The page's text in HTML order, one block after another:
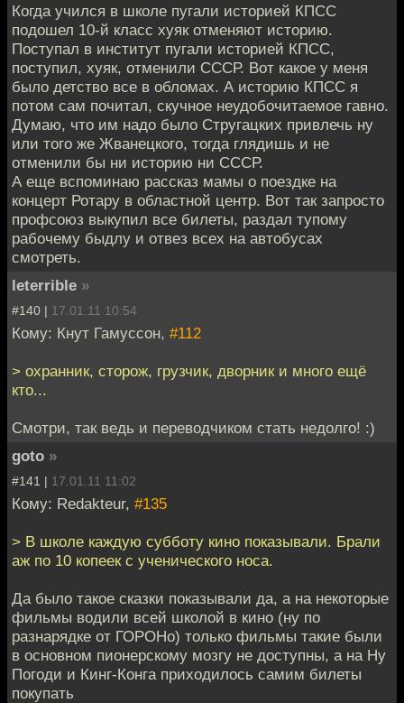
Когда учился в школе пугали историей КПСС
подошел 10-й класс хуяк отменяют историю.
Поступал в институт пугали историей КПСС,
поступил, хуяк, отменили СССР. Вот какое у меня
было детство все в обломах. А историю КПСС я
потом сам почитал, скучное неудобочитаемое гавно.
Думаю, что им надо было Стругацких привлечь ну
или того же Жванецкого, тогда глядишь и не
отменили бы ни историю ни СССР.
А еще вспоминаю рассказ мамы о поездке на
концерт Ротару в областной центр. Вот так запросто
профсоюз выкупил все билеты, раздал тупому
рабочему быдлу и отвез всех на автобусах
смотреть.
leterrible »
#140 | 17.01.11 10:54
Кому: Кнут Гамуссон, #112
> охранник, сторож, грузчик, дворник и много ещё
кто...
Смотри, так ведь и переводчиком стать недолго! :)
goto »
#141 | 17.01.11 11:02
Кому: Redakteur, #135
> В школе каждую субботу кино показывали. Брали
аж по 10 копеек с ученического носа.
Да было такое сказки показывали да, а на некоторые
фильмы водили всей школой в кино (ну по
разнарядке от ГОРОНо) только фильмы такие были
в основном пионерскому мозгу не доступны, а на Ну
Погоди и Кинг-Конга приходилось самим билеты
покупать